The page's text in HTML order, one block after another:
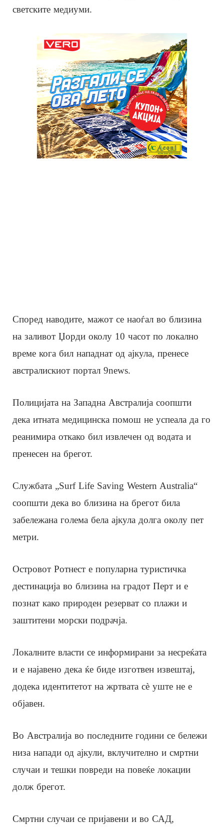
светските медиуми.
Според наводите, мажот се наоѓал во близина
на заливот Џорди околу 10 часот по локално
време кога бил нападнат од ајкула, пренесе
австралискиот портал 9news.
Полицијата на Западна Австралија соопшти
дека итната медицинска помош не успеала да го
реанимира откако бил извлечен од водата и
пренесен на брегот.
Службата „Surf Life Saving Western Australia“
соопшти дека во близина на брегот била
забележана голема бела ајкула долга околу пет
метри.
Островот Ротнест е популарна туристичка
дестинација во близина на градот Перт и е
познат како природен резерват со плажи и
заштитени морски подрачја.
Локалните власти се информирани за несреќата
и е најавено дека ќе биде изготвен извештај,
додека идентитетот на жртвата сè уште не е
објавен.
Во Австралија во последните години се бележи
низа напади од ајкули, вклучително и смртни
случаи и тешки повреди на повеќе локации
долж брегот.
Смртни случаи се пријавени и во САД,